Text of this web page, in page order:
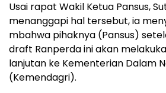
Usai rapat Wakil Ketua Pansus,
menanggapi hal tersebut, ia
mbahwa pihaknya (Pansus)
draft Ranperda ini akan
lanjutan ke Kementerian Dalam
(Kemendagri).